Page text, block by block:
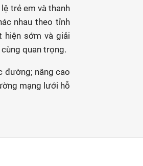
trẻ em và thanh
nhau theo tỉnh
hiện sớm và giải
quan trọng.
đường; nâng cao
mạng lưới hỗ